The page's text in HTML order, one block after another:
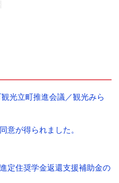
光立町推進会議／観光みら
意が得られました。
定住奨学金返還支援補助金の